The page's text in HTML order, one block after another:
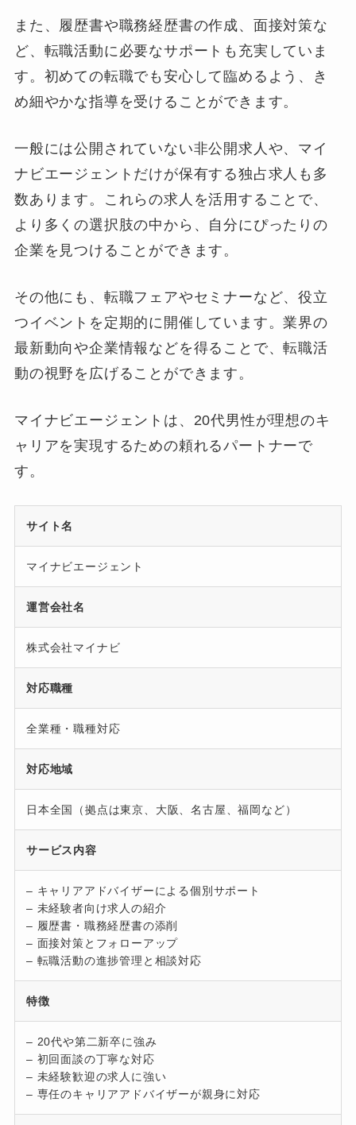
また、履歴書や職務経歴書の作成、面接対策な
ど、転職活動に必要なサポートも充実していま
す。初めての転職でも安心して臨めるよう、き
め細やかな指導を受けることができます。
一般には公開されていない非公開求人や、マイ
ナビエージェントだけが保有する独占求人も多
数あります。これらの求人を活用することで、
より多くの選択肢の中から、自分にぴったりの
企業を見つけることができます。
その他にも、転職フェアやセミナーなど、役立
つイベントを定期的に開催しています。業界の
最新動向や企業情報などを得ることで、転職活
動の視野を広げることができます。
マイナビエージェントは、20代男性が理想のキ
ャリアを実現するための頼れるパートナーで
す。
サイト名
マイナビエージェント
運営会社名
株式会社マイナビ
対応職種
全業種・職種対応
対応地域
日本全国（拠点は東京、大阪、名古屋、福岡など）
サービス内容
– キャリアアドバイザーによる個別サポート
– 未経験者向け求人の紹介
– 履歴書・職務経歴書の添削
– 面接対策とフォローアップ
– 転職活動の進捗管理と相談対応
特徴
– 20代や第二新卒に強み
– 初回面談の丁寧な対応
– 未経験歓迎の求人に強い
– 専任のキャリアアドバイザーが親身に対応